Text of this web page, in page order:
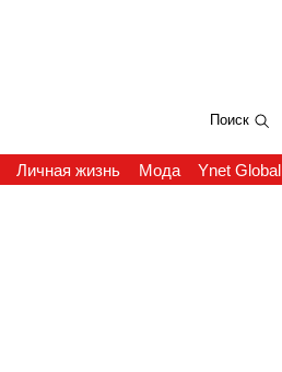
Поиск
Личная жизнь Мода Ynet Global